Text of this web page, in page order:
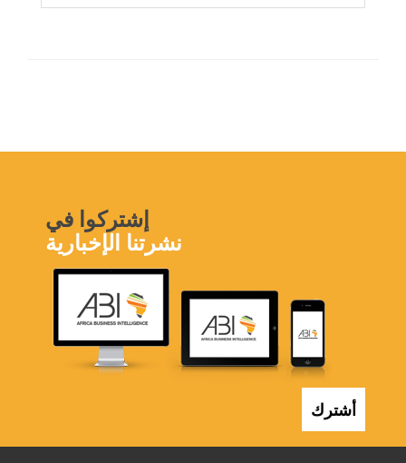
إشتركوا في
نشرتنا الإخبارية
أشترك